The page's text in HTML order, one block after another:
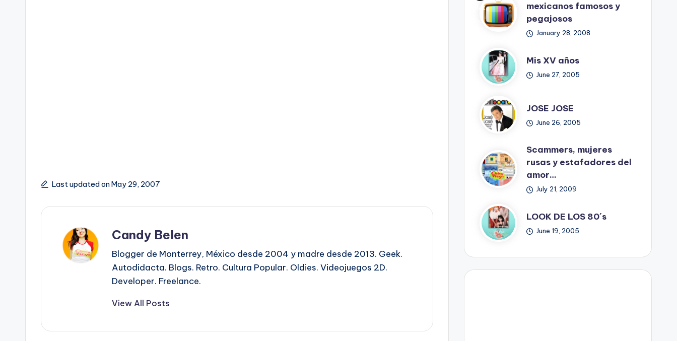
Last updated on May 29, 2007
Candy Belen
Blogger de Monterrey, México desde 2004 y madre desde 2013. Geek.
Autodidacta. Blogs. Retro. Cultura Popular. Oldies. Videojuegos 2D.
Developer. Freelance.
View All Posts
Ret
ro
mexicanos famosos y
pegajosos
January 28, 2008
Mis XV años
June 27, 2005
JOSE JOSE
June 26, 2005
Scammers, mujeres
rusas y estafadores del
amor…
July 21, 2009
LOOK DE LOS 80´s
June 19, 2005